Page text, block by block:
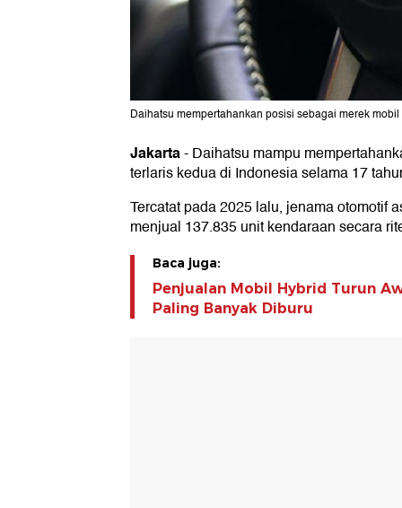
Daihatsu mempertahankan posisi sebagai merek
Jakarta-Daihatsu mampu
terlaris kedua di Indonesia selama 17
Tercatat pada 2025 lalu, jenama otomotif
menjual 137.835 unit kendaraan secara
Baca juga:
Penjualan Mobil Hybrid Turun
Paling Banyak Diburu